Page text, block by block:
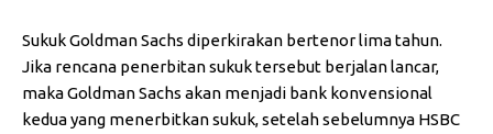
Sukuk Goldman Sachs diperkirakan bertenor lima tahun.
Jika rencana penerbitan sukuk tersebut berjalan lancar,
maka Goldman Sachs akan menjadi bank konvensional
kedua yang menerbitkan sukuk, setelah sebelumnya HSBC